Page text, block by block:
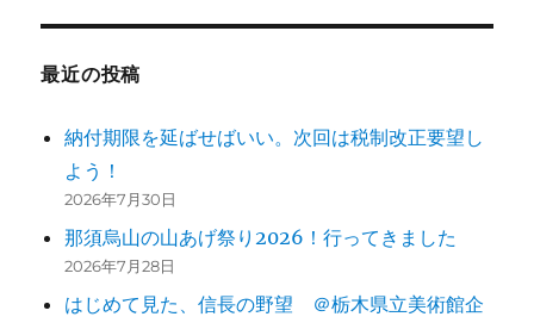
最近の投稿
納付期限を延ばせばいい。次回は税制改正要望し
よう！
2026年7月30日
那須烏山の山あげ祭り2026！行ってきました
2026年7月28日
はじめて見た、信長の野望 ＠栃木県立美術館企